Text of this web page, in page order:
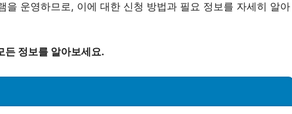
을 운영하므로, 이에 대한 신청 방법과 필요 정보를 자세히 알아
든 정보를 알아보세요.